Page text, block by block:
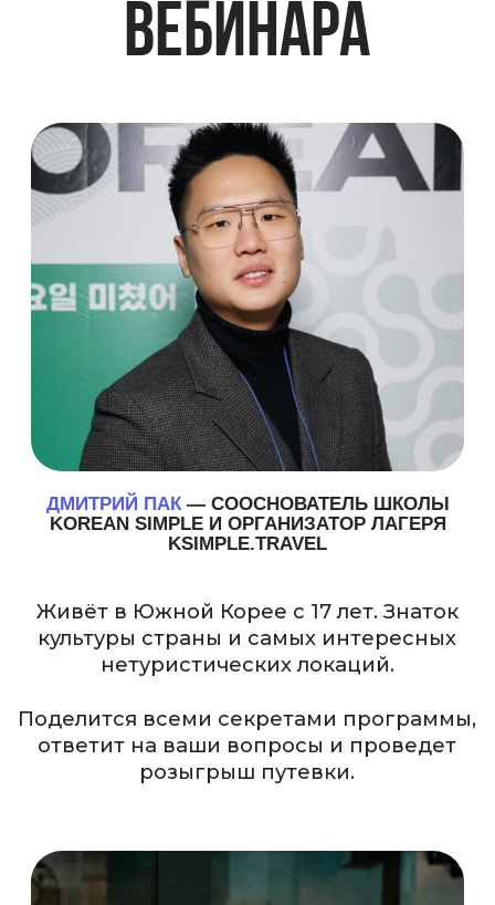
ДАНИЛА ОЛЕГОВИЧ ДРОЗДОВ —МЕНЕДЖЕР ПО
СТРАТЕГИЧЕСКОМУ РАЗВИТИЮ B2B
НАПРАВЛЕНИЯ НОТК
ЗАРЕГИСТРИРОВАТЬСЯ
KSIMPLE.TRAVEL— ЭТО
В ПЕРВУЮ ОЧЕРЕДЬ
ЭМОЦИИ И ЗНАКОМСТВА
НА ВСЮ ЖИЗНЬ!
ПОСМОТРИ РОЛИК О НАШЕМ
атмосферой Кореи
языкового тура
Уважаемые кураторы KSimple.Travel,